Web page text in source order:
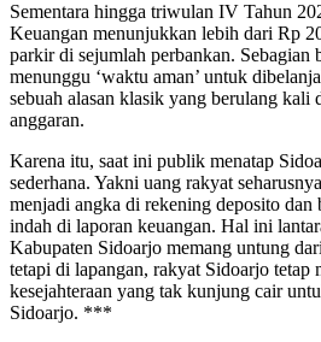
‎Sementara hingga triwulan IV Tahun
Keuangan menunjukkan lebih dari Rp
parkir di sejumlah perbankan. Sebagian
menunggu ‘waktu aman’ untuk
sebuah alasan klasik yang berulang kali
anggaran.‎
Karena itu, saat ini publik menatap
sederhana. Yakni uang rakyat
menjadi angka di rekening deposito dan
indah di laporan keuangan. Hal ini
Kabupaten Sidoarjo memang untung
tetapi di lapangan, rakyat Sidoarjo tetap
kesejahteraan yang tak kunjung cair
Sidoarjo. ***